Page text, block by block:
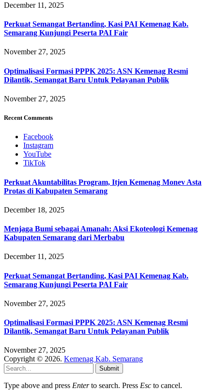
December 11, 2025
Perkuat Semangat Bertanding, Kasi PAI Kemenag Kab.
Semarang Kunjungi Peserta PAI Fair
November 27, 2025
Optimalisasi Formasi PPPK 2025: ASN Kemenag Resmi
Dilantik, Semangat Baru Untuk Pelayanan Publik
November 27, 2025
Recent Comments
Facebook
Instagram
YouTube
TikTok
Perkuat Akuntabilitas Program, Itjen Kemenag Monev Asta
Protas di Kabupaten Semarang
December 18, 2025
Menjaga Bumi sebagai Amanah: Aksi Ekoteologi Kemenag
Kabupaten Semarang dari Merbabu
December 11, 2025
Perkuat Semangat Bertanding, Kasi PAI Kemenag Kab.
Semarang Kunjungi Peserta PAI Fair
November 27, 2025
Optimalisasi Formasi PPPK 2025: ASN Kemenag Resmi
Dilantik, Semangat Baru Untuk Pelayanan Publik
November 27, 2025
Copyright © 2026. Kemenag Kab. Semarang
Submit
Type above and press Enterto search. Press Esc to cancel.